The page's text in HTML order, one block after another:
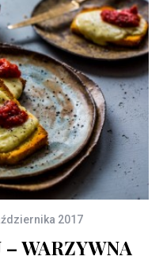
2017
WARZYWNA